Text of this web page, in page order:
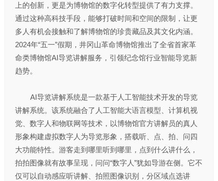
上的创新，更是为博物馆的数字化转型提供了有力支撑。
通过这种高科技手段，能够打破时间和空间的限制，让更
多人有机会接触和了解博物馆的珍贵藏品及其文化内涵。
2024年“五一”假期，井冈山革命博物馆推出了全省首家革
命类博物馆AI导览讲解服务，引领纪念馆行业智能导览新
趋势。
AI导览讲解系统是一款基于人工智能技术开发的导览
讲解系统。该系统融合了人工智能大语言模型、计算机视
觉、数字人和物联网等技术，以博物馆官方讲解员的真人
形象构建虚拟数字人为导览形象，搭载听、点、拍、问四
大功能特性。游客走到哪里听到哪里，点到什么讲什么，
拍拍图像就有故事呈现，问问“数字人”犹如导游在侧。它不
仅可以自动感应听讲解、拍照图像识别，分区域点选讲